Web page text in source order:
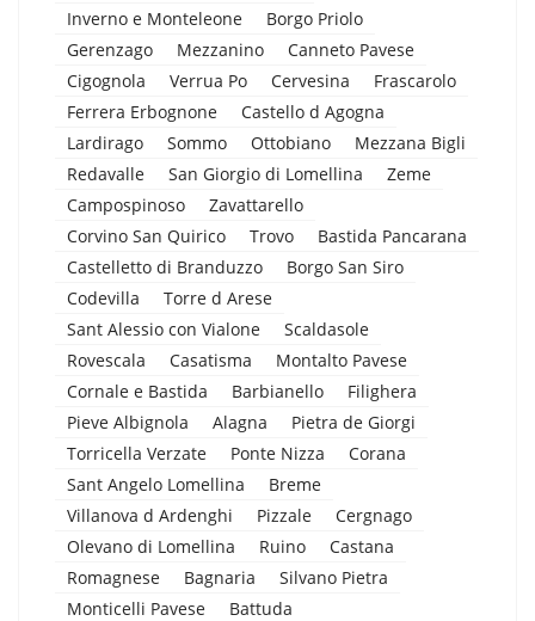
Inverno e Monteleone
Borgo Priolo
Gerenzago
Mezzanino
Canneto Pavese
Cigognola
Verrua Po Cervesina
Frascarolo
Ferrera Erbognone
Castello d Agogna
Lardirago
Sommo Ottobiano
Mezzana Bigli
Redavalle
San Giorgio di Lomellina
Zeme
Campospinoso
Zavattarello
Corvino San Quirico
Trovo
Bastida Pancarana
Castelletto di Branduzzo
Borgo San Siro
Codevilla
Torre d Arese
Sant Alessio con Vialone
Scaldasole
Rovescala
Casatisma
Montalto Pavese
Cornale e Bastida
Barbianello
Filighera
Pieve Albignola
Alagna
Pietra de Giorgi
Torricella Verzate
Ponte Nizza
Corana
Sant Angelo Lomellina
Breme
Villanova d Ardenghi
Pizzale
Cergnago
Olevano di Lomellina
Ruino
Castana
Romagnese
Bagnaria
Silvano Pietra
Monticelli Pavese
Battuda